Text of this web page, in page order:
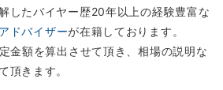
したバイヤー歴20年以上の経験豊富な
ドバイザーが在籍しております。
金額を算出させて頂き、相場の説明な
頂きます。